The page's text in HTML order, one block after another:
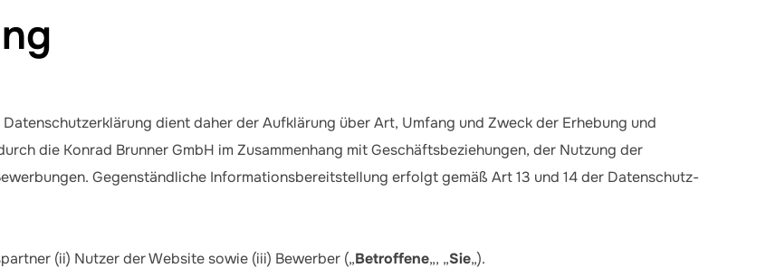
dient daher der Aufklärung über Art, Umfang und Zweck der Erhebung und
die Konrad Brunner GmbH im Zusammenhang mit Geschäftsbeziehungen, der Nutzung der
Gegenständliche Informationsbereitstellung erfolgt gemäß Art 13 und 14 der Datenschutz-
(ii) Nutzer der Website sowie (iii) Bewerber („Betroffene„, „Sie„).